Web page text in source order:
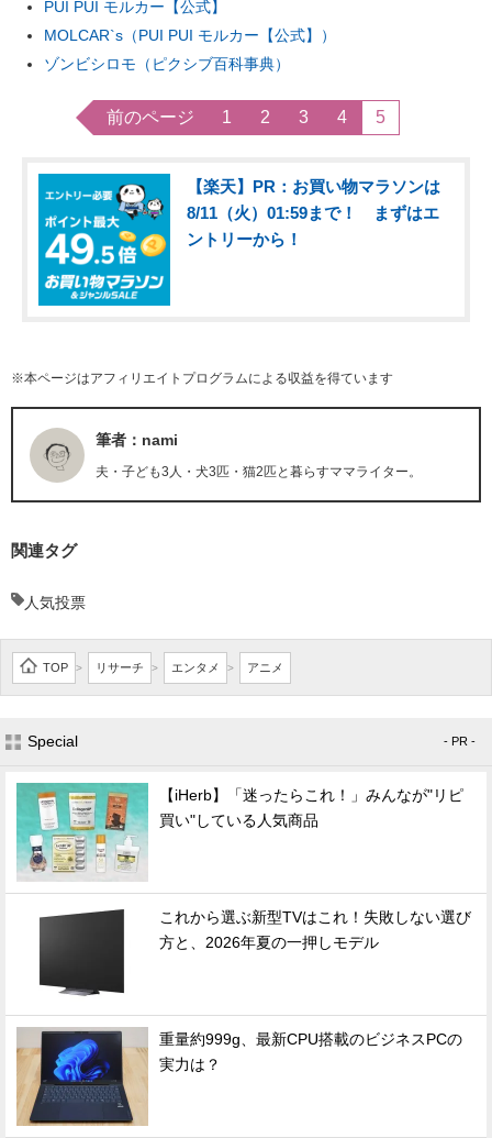
PUI PUI モルカー【公式】
MOLCAR`s（PUI PUI モルカー【公式】）
ゾンビシロモ（ピクシブ百科事典）
前のページ 1 2 3 4 5
【楽天】PR：お買い物マラソンは
8/11（火）01:59まで！ まずはエ
ントリーから！
※本ページはアフィリエイトプログラムによる収益を得ています
筆者：nami
夫・子ども3人・犬3匹・猫2匹と暮らすママライター。
関連タグ
人気投票
TOP > リサーチ > エンタメ > アニメ
Special - PR -
【iHerb】「迷ったらこれ！」みんなが"リピ
買い"している人気商品
これから選ぶ新型TVはこれ！失敗しない選び
方と、2026年夏の一押しモデル
重量約999g、最新CPU搭載のビジネスPCの
実力は？